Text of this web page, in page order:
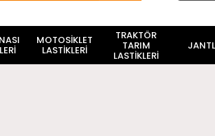
MOTOSİKLET
LASTİKLERİ
TRAKTÖR
TARIM
LASTİKLERİ